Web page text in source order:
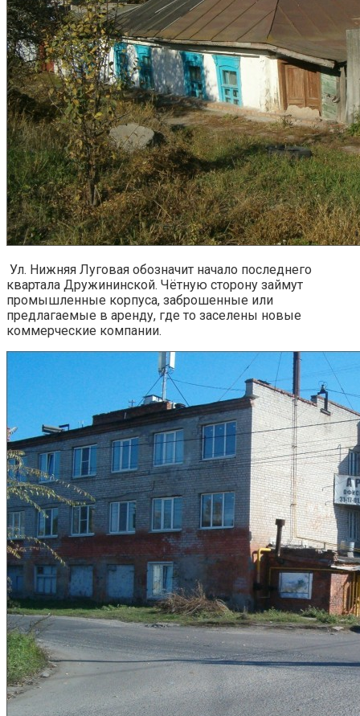
Ул. Нижняя Луговая обозначит начало последнего
квартала Дружининской. Чётную сторону займут
промышленные корпуса, заброшенные или
предлагаемые в аренду, где то заселены новые
коммерческие компании.